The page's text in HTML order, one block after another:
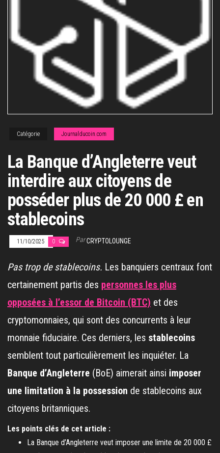
Catégorie Journalducoin.com
La Banque d’Angleterre veut
interdire aux citoyens de
posséder plus de 20 000 £ en
stablecoins
11/10/2025 0 ParCRYPTOLOUNGE
Pas trop de stablecoins. Les banquiers centraux font
certainement partis des personnes les plus
opposées à l’essor de Bitcoin (BTC) et des
cryptomonnaies, qui sont des concurrents à leur
monnaie fiduciaire. Ces derniers, les stablecoins
semblent tout particulièrement les inquiéter. La
Banque d’Angleterre (BoE) aimerait ainsi imposer
une limitation à la possession de stablecoins aux
citoyens britanniques.
Les points clés de cet article :
La Banque d’Angleterre veut imposer une limite de 20 000 £